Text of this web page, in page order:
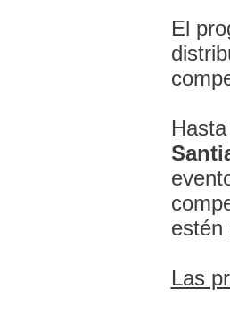
El
estén
Las